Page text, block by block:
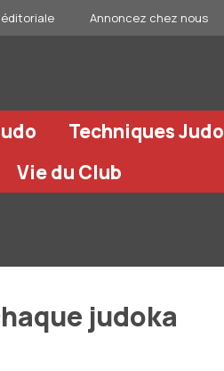
Annoncez chez nous
Techniques Judo
Vie du Club
judoka